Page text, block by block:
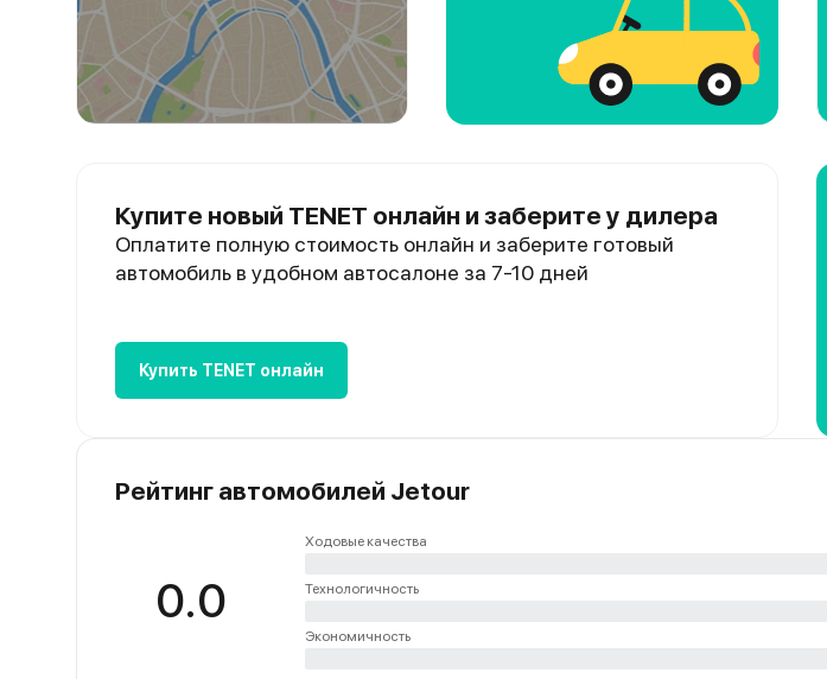
Купите новый TENET онлайн и заберите у дилера
Оплатите полную стоимость онлайн и заберите готовый
автомобиль в удобном автосалоне за 7-10 дней
Купить TENET онлайн
Рейтинг автомобилей Jetour
0.0
Ходовые качества
Технологичность
Экономичность